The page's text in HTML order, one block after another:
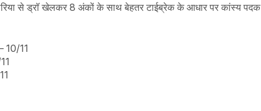
से ड्रॉ खेलकर 8 अंकों के साथ बेहतर टाईब्रेक के आधार पर कांस्य पदक
10/11